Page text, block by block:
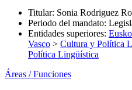
Titular: Sonia Rodriguez
Periodo del mandato:
Entidades superiores:
Vasco > Cultura y Política
Política Lingüística
Áreas / Funciones